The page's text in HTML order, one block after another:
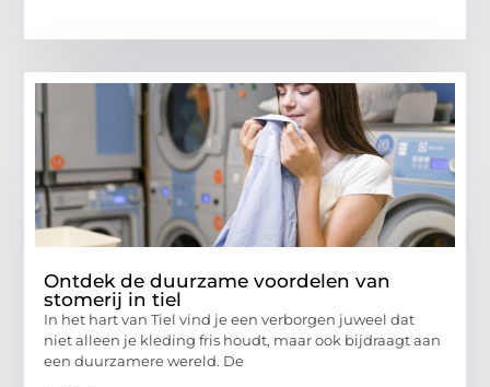
Ontdek de duurzame voordelen van
stomerij in tiel
In het hart van Tiel vind je een verborgen juweel dat
niet alleen je kleding fris houdt, maar ook bijdraagt aan
een duurzamere wereld. De